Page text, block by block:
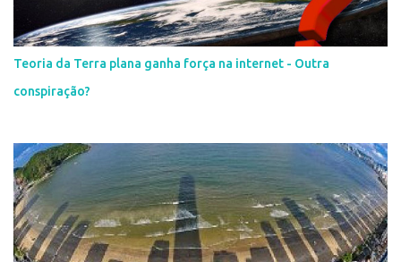
Teoria da Terra plana ganha força na internet - Outra
conspiração?